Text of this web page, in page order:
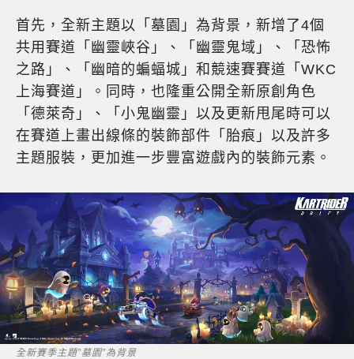
首先，全新主題以「墓園」為背景，新增了4個
共用賽道「幽靈峽谷」、「幽靈鬼域」、「恐怖
之路」、「幽暗的蝙蝠城」和競速賽賽道「WKC
上海賽道」。同時，也隆重公開全新原創角色
「德萊奇」、「小鬼幽靈」以及更新甩尾時可以
在賽道上畫出線條的裝飾部件「胎痕」以及許多
主題服裝，更加進一步豐富遊戲內的裝飾元素。
全新賽季主題”墓園”為背景